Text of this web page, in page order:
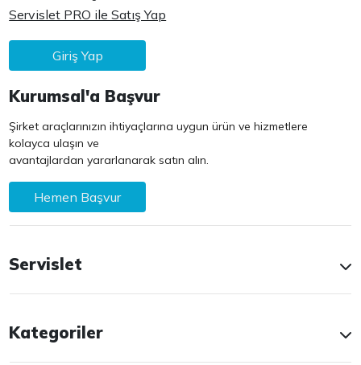
Servislet PRO ile Satış Yap
Giriş Yap
Kurumsal'a Başvur
Şirket araçlarınızın ihtiyaçlarına uygun ürün ve hizmetlere
kolayca ulaşın ve
avantajlardan yararlanarak satın alın.
Hemen Başvur
Servislet
Kategoriler